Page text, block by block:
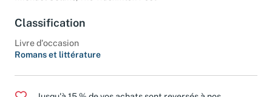
Classification
Livre d'occasion